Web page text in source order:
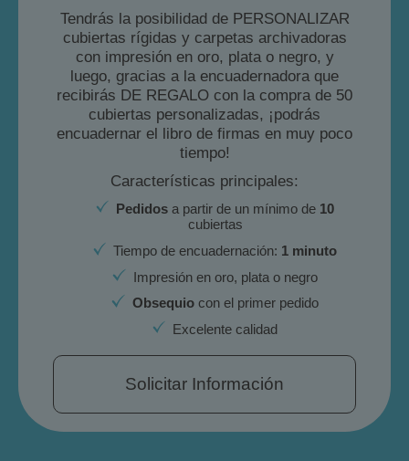
Tendrás la posibilidad de PERSONALIZAR
cubiertas rígidas y carpetas archivadoras
con impresión en oro, plata o negro, y
luego, gracias a la encuadernadora que
recibirás DE REGALO con la compra de 50
cubiertas personalizadas, ¡podrás
encuadernar el libro de firmas en muy poco
tiempo!
Características principales:
Pedidos a partir de un mínimo de 10
cubiertas
Tiempo de encuadernación: 1 minuto
Impresión en oro, plata o negro
Obsequiocon el primer pedido
Excelente calidad
Solicitar Información